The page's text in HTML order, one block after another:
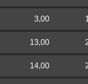
3,00
13,00
14,00